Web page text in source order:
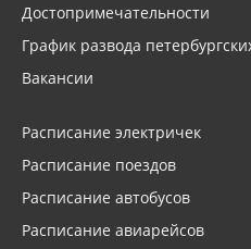
Достопримечательности
График развода
Вакансии
Расписание электричек
Расписание поездов
Расписание автобусов
Расписание авиарейсов